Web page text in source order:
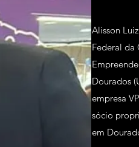
Alisson
Federal da
Dourados
empresa
sócio
em